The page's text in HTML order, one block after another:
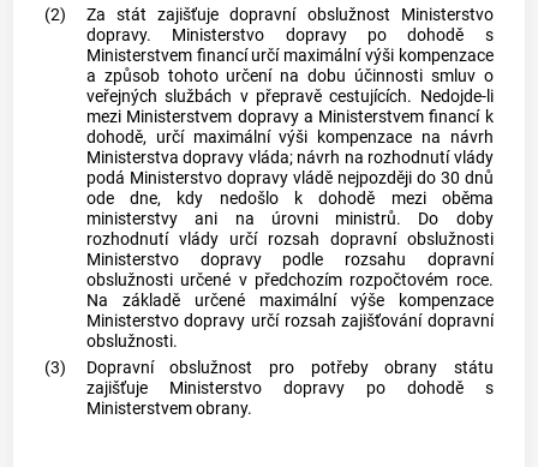
(2)
Za stát zajišťujedopravní obslužnost Ministerstvo
dopravy. Ministerstvo dopravy po dohodě s
Ministerstvem financí určí maximální výši kompenzace
a způsob tohoto určení na dobu účinnosti smluv o
veřejných službách v přepravě cestujících. Nedojde-li
mezi Ministerstvem dopravy a Ministerstvem financí k
dohodě, určí maximální výši kompenzace na návrh
Ministerstva dopravy vláda; návrh na rozhodnutí vlády
podá Ministerstvo dopravy vládě nejpozději do 30 dnů
ode dne, kdy nedošlo k dohodě mezi oběma
ministerstvy ani na úrovni ministrů. Do doby
rozhodnutí vlády určí rozsah dopravní obslužnosti
Ministerstvo dopravy podle rozsahu dopravní
obslužnostiurčené v předchozím rozpočtovém roce.
Na základě určené maximální výše kompenzace
Ministerstvo dopravy určí rozsah zajišťování dopravní
obslužnosti.
(3)
Dopravní obslužnost pro potřeby obrany státu
zajišťuje Ministerstvo dopravy po dohodě s
Ministerstvem obrany.